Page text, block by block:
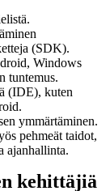
(SDK).
Windows
tuntemus.
(IDE), kuten
ymmärtäminen.
pehmeät taidot,
ajanhallinta.
kehittäjiä